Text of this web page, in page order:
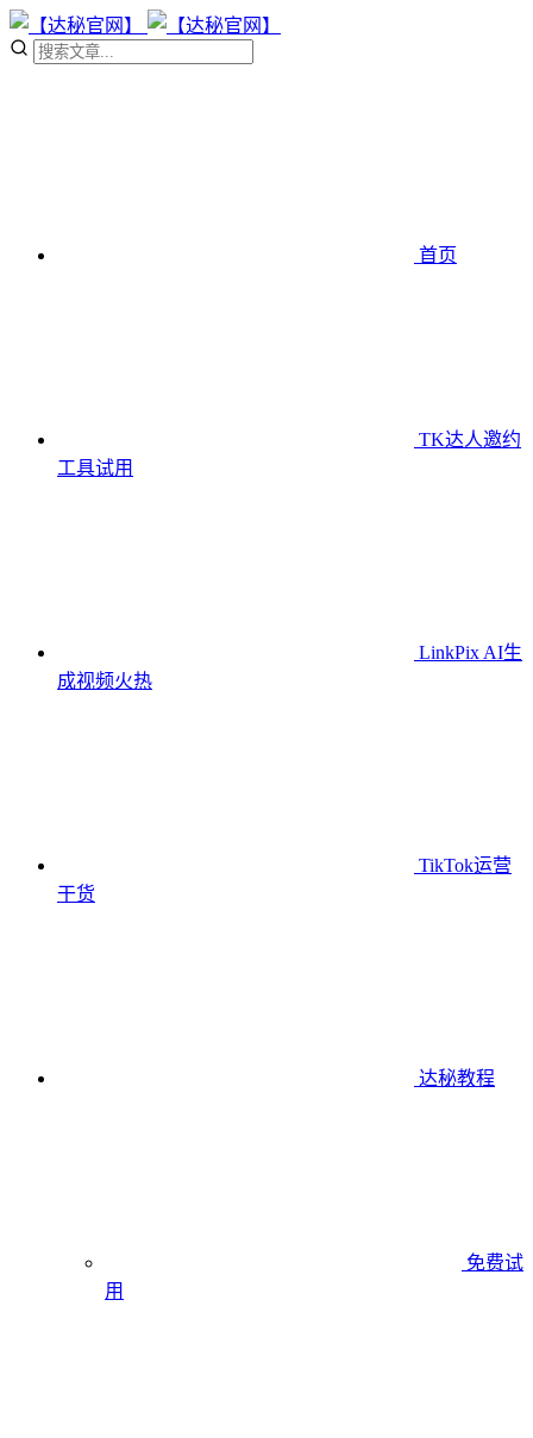
首页
TK达人邀约
工具试用
LinkPix AI生
成视频火热
TikTok运营
干货
达秘教程
免费试
用